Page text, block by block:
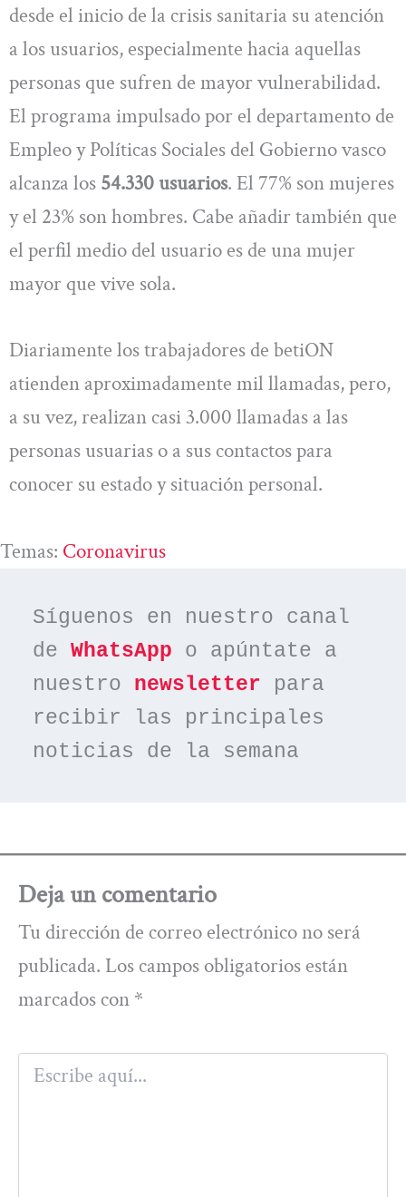
desde el inicio de la crisis sanitaria su atención
a los usuarios, especialmente hacia aquellas
personas que sufren de mayor vulnerabilidad.
El programa impulsado por el departamento de
Empleo y Políticas Sociales del Gobierno vasco
alcanza los 54.330 usuarios. El 77% son mujeres
y el 23% son hombres. Cabe añadir también que
el perfil medio del usuario es de una mujer
mayor que vive sola.
Diariamente los trabajadores de betiON
atienden aproximadamente mil llamadas, pero,
a su vez, realizan casi 3.000 llamadas a las
personas usuarias o a sus contactos para
conocer su estado y situación personal.
Temas: Coronavirus
Síguenos en nuestro canal
de WhatsApp o apúntate a
nuestro newsletter para
recibir las principales
noticias de la semana
Deja un comentario
Tu dirección de correo electrónico no será
publicada. Los campos obligatorios están
marcados con *
Escribe
aquí...